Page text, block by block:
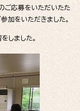
ご応募をいただいたた
加をいただきました。
しました。